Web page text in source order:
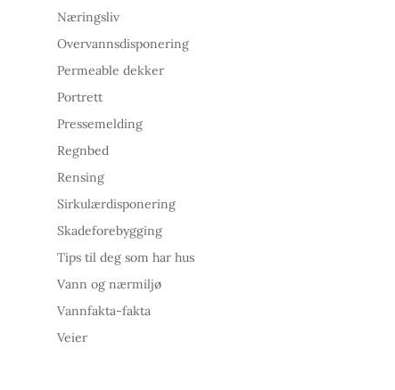
Næringsliv
Overvannsdisponering
Permeable dekker
Portrett
Pressemelding
Regnbed
Rensing
Sirkulærdisponering
Skadeforebygging
Tips til deg som har hus
Vann og nærmiljø
Vannfakta-fakta
Veier